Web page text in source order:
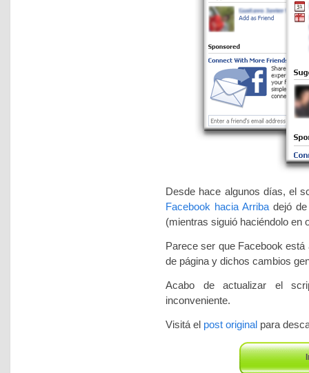
Desde hace algunos días, el
Facebook hacia Arribadejó de
(mientras siguió haciéndolo en
Parece ser que Facebook
de página y dichos cambios
Acabo de actualizar el
inconveniente.
Visitá el post original para